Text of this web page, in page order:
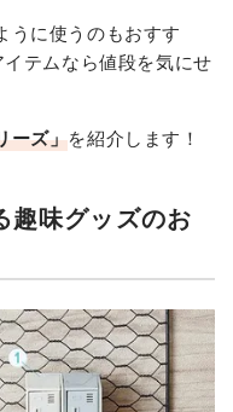
うに使うのもおすす
テムなら値段を気にせ
ーズ」を紹介します！
趣味グッズのお